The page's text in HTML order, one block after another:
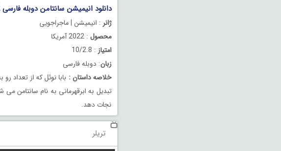
دانلود انیمیشن سانتامن دوبله فارسی Santaman 2022
ژانر : انیمیشن | ماجراجویی
محصول : 2022 آمریکا
امتیاز : 10/2.8
زبان: دوبله فارسی
خلاصه داستان : بابا نوئل که از
تبدیل به ابرقهرمانی به نام
نجات دهد.
تریلر